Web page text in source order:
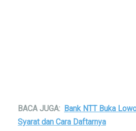
BACA JUGA: Bank NTT Buka
Syarat dan Cara Daftarnya